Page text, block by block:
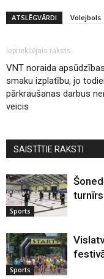
ATSLĒGVĀRDI Volejbols
Iepriekšējais raksts
VNT noraida
smaku izplatību, jo
pārkraušanas darbus
veicis
SAISTĪTIE RAKSTI
Sports
Sports